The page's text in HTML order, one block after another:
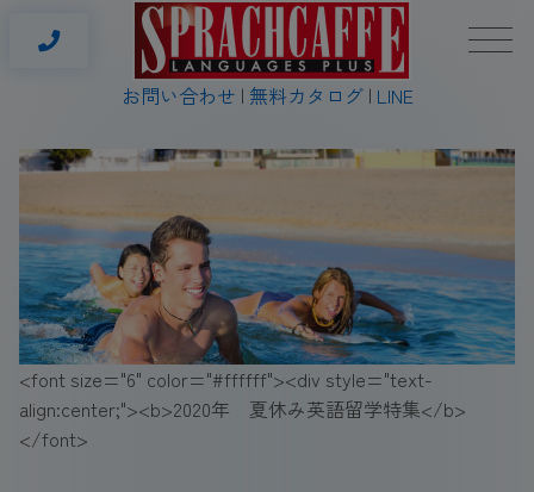
お問い合わせ 無料カタログ LINE
<font size="6" color="#ffffff"><div style="text-
align:center;"><b>2020年 夏休み英語留学特集</b>
</font>